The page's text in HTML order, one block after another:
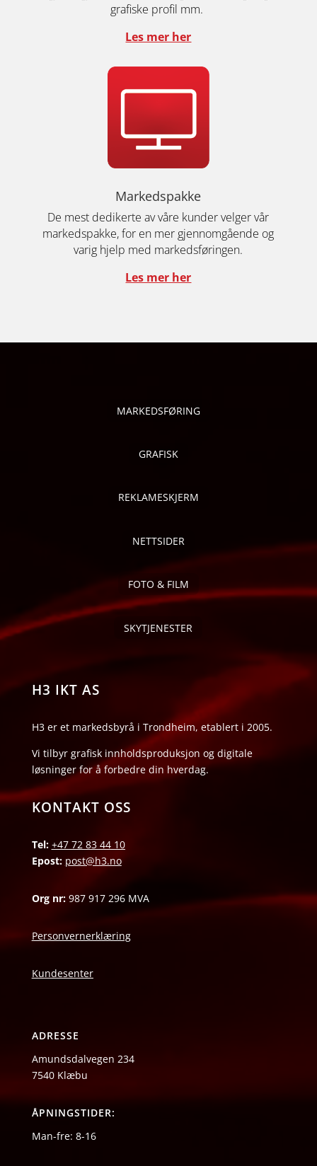
grafiske profil mm.
Les mer her
Markedspakke
De mest dedikerte av våre kunder velger vår
markedspakke, for en mer gjennomgående og
varig hjelp med markedsføringen.
Les mer her
MARKEDSFØRING
GRAFISK
REKLAMESKJERM
NETTSIDER
FOTO & FILM
SKYTJENESTER
H3 IKT AS
H3 er et markedsbyrå i Trondheim, etablert i 2005.
Vi tilbyr grafisk innholdsproduksjon og digitale
løsninger for å forbedre din hverdag.
KONTAKT OSS
Tel: +47 72 83 44 10
Epost: post@h3.no
Org nr:987 917 296 MVA
Personvernerklæring
Kundesenter
ADRESSE
Amundsdalvegen 234
7540 Klæbu
ÅPNINGSTIDER:
Man-fre: 8-16